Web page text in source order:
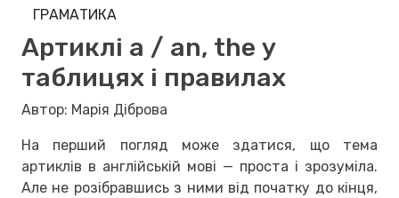
ГРАМАТИКА
Артиклі a / an, the у
таблицях і правилах
Автор: Марія Діброва
На перший погляд може здатися, що тема
артиклів в англійській мові — проста і зрозуміла.
Але не розібравшись з ними від початку до кінця,